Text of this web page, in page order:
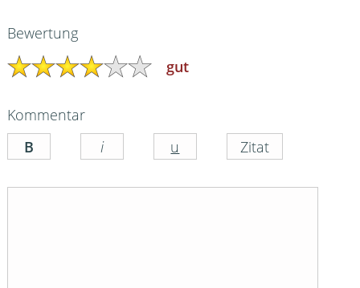
Bewertung
gut
Kommentar